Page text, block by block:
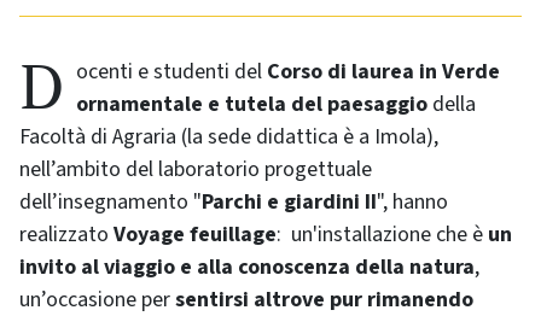
Docenti e studenti del Corso di laurea in Verde
ornamentale e tutela del paesaggio della
Facoltà di Agraria (la sede didattica è a Imola),
nell’ambito del laboratorio progettuale
dell’insegnamento "Parchi e giardini II", hanno
realizzato Voyage feuillage: un'installazione che è un
invito al viaggio e alla conoscenza della natura,
un’occasione persentirsi altrove pur rimanendo